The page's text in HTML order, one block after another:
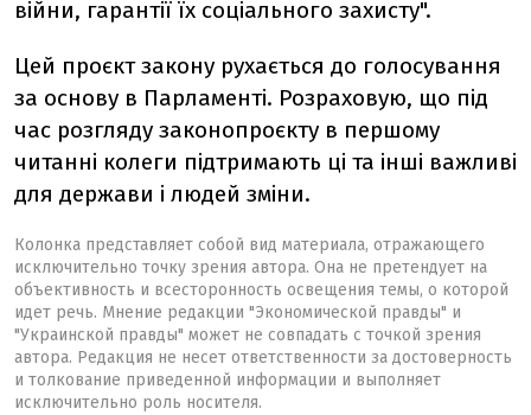
війни, гарантії їх соціального захисту".
Цей проєкт закону рухається до голосування
за основу в Парламенті. Розраховую, що під
час розгляду законопроєкту в першому
читанні колеги підтримають ці та інші важливі
для держави і людей зміни.
Колонка представляет собой вид материала, отражающего
исключительно точку зрения автора. Она не претендует на
объективность и всесторонность освещения темы, о которой
идет речь. Мнение редакции "Экономической правды" и
"Украинской правды" может не совпадать с точкой зрения
автора. Редакция не несет ответственности за достоверность
и толкование приведенной информации и выполняет
исключительно роль носителя.